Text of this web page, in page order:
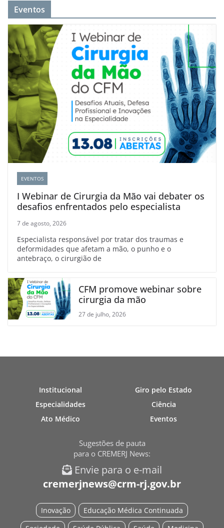
Eventos
EVENTOS
I Webinar de Cirurgia da Mão vai debater os
desafios enfrentados pelo especialista
7 de agosto, 2026
Especialista responsável por tratar dos traumas e
deformidades que afetam a mão, o punho e o
antebraço, o cirurgião de
CFM promove webinar sobre
cirurgia da mão
27 de julho, 2026
Institucional
Especialidades
Ato Médico
Giro pelo Estado
Ciência
Eventos
Sugestões de pauta
para o CREMERJ News:
Envie para o e-mail
cremerjnews@crm-rj.gov.br
Educação Médica Continuada
Inovação